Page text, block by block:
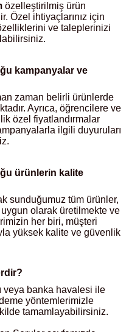
özelleştirilmiş ürün
Özel ihtiyaçlarınız için
ve taleplerinizi
kampanyalar ve
zaman belirli ürünlerde
Ayrıca, öğrencilere ve
özel fiyatlandırmalar
ilgili duyuruları
ürünlerin kalite
sunduğumuz tüm ürünler,
olarak üretilmekte ve
her biri, müşteri
yüksek kalite ve güvenlik
veya banka havalesi ile
yöntemlerimizle
tamamlayabilirsiniz.